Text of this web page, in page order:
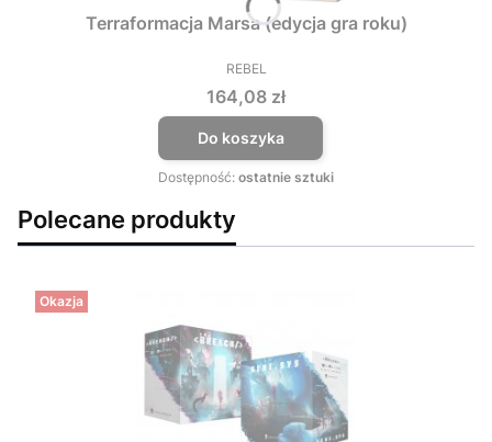
Terraformacja Marsa (edycja gra roku)
PRODUCENT
REBEL
Cena
164,08 zł
Do koszyka
Dostępność: ostatnie sztuki
Polecane produkty
Okazja